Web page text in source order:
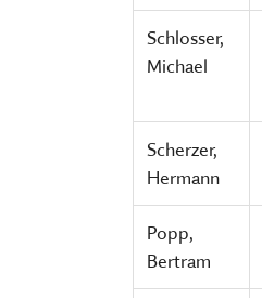
Schlosser,
Michael
Scherzer,
Hermann
Popp,
Bertram